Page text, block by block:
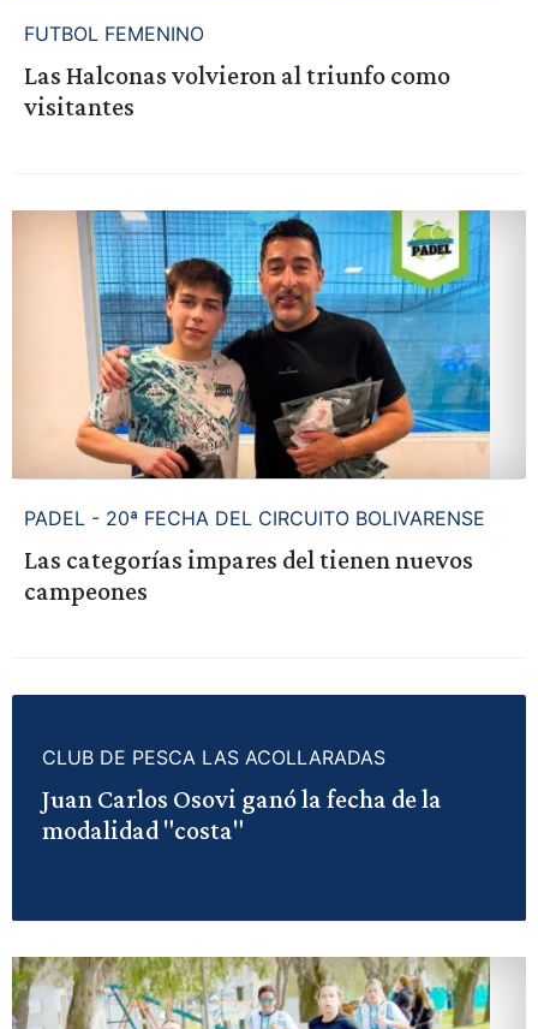
FUTBOL FEMENINO
Las Halconas volvieron al triunfo como
visitantes
PADEL - 20ª FECHA DEL CIRCUITO BOLIVARENSE
Las categorías impares del tienen nuevos
campeones
CLUB DE PESCA LAS ACOLLARADAS
Juan Carlos Osovi ganó la fecha de la
modalidad "costa"